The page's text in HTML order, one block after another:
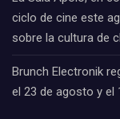
ciclo de cine este
sobre la cultura de
Brunch Electronik
el 23 de agosto y el